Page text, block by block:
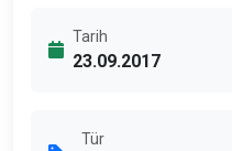
Tarih
23.09.2017
Tür